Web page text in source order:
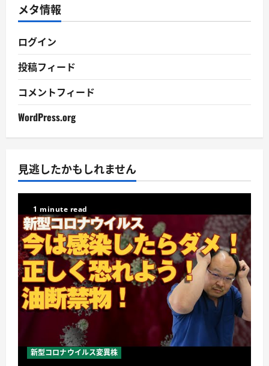
ブ
メタ情報
ログイン
投稿フィード
コメントフィード
WordPress.org
見逃したかもしれません
1 minute read
新型コロナウイルス変異株